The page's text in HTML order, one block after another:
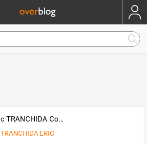
Eric TRANCHIDA Conseiller immobilier CAPIFRANCE
TRANCHIDA ERIC